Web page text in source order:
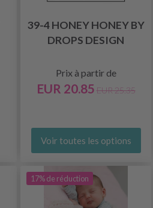
39-4 HONEY HONEY BY
DROPS DESIGN
Prix à partir de
EUR 20.85 EUR 25.35
Voir toutes les options
17% de réduction